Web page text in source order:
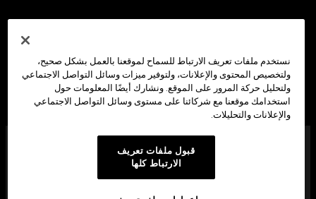
شركة OKX Middle East Fintech FZE مُرخَّصة من هيئة تنظيم
الأصول الافتراضية في دبي (VARA) بموجب الرقم المرجعي:
نستخدم ملفات تعريف الارتباط للسماح لموقعنا بالعمل بشكل صحيح،
ولتخصيص المحتوى والإعلانات، ولتوفير ميزات وسائل التواصل الاجتماعي
ولتحليل حركة المرور على الموقع. ونشارك أيضًا المعلومات حول
استخدامك موقعنا مع شركائنا على مستوى وسائل التواصل الاجتماعي
والإعلانات والتحليلات.
قبول ملفات تعريف
الارتباط كلها